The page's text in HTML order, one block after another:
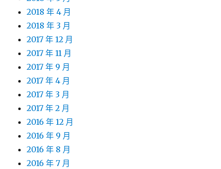
2018 年 4 月
2018 年 3 月
2017 年 12 月
2017 年 11 月
2017 年 9 月
2017 年 4 月
2017 年 3 月
2017 年 2 月
2016 年 12 月
2016 年 9 月
2016 年 8 月
2016 年 7 月